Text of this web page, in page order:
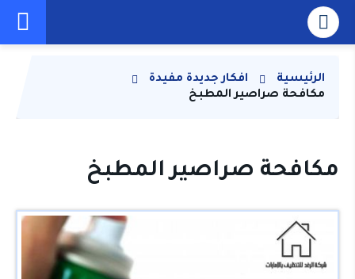
الرئيسية
افكار جديدة مفيدة
مكافحة صراصير المطبخ
مكافحة صراصير المطبخ